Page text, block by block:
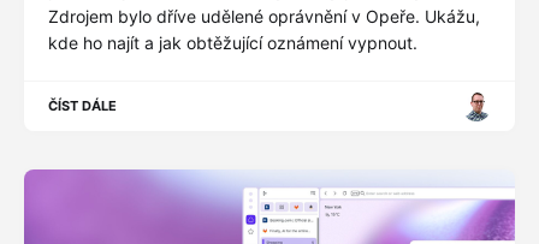
Zdrojem bylo dříve udělené oprávnění v Opeře. Ukážu,
kde ho najít a jak obtěžující oznámení vypnout.
ČÍST DÁLE